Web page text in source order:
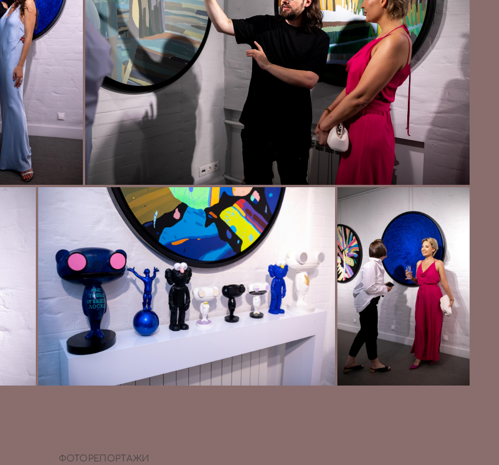
ФОТОРЕПОРТАЖИ